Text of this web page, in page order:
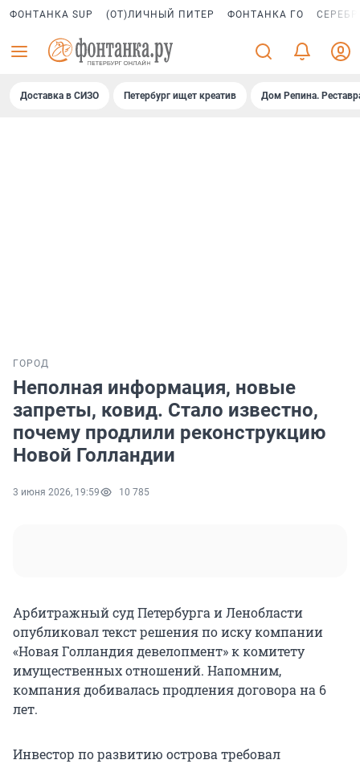
ФОНТАНКА SUP (ОТ)ЛИЧНЫЙ ПИТЕР ФОНТАНКА ГО
Доставка в СИЗО Петербург ищет креатив Дом Репина.
ГОРОД
Неполная информация, новые
запреты, ковид. Стало известно,
почему продлили реконструкцию
Новой Голландии
3 июня 2026, 19:59 10 785
Арбитражный суд Петербурга и Ленобласти
опубликовал текст решения по иску компании
«Новая Голландия девелопмент» к комитету
имущественных отношений. Напомним,
компания добивалась продления договора на 6
лет.
Инвестор по развитию острова требовал